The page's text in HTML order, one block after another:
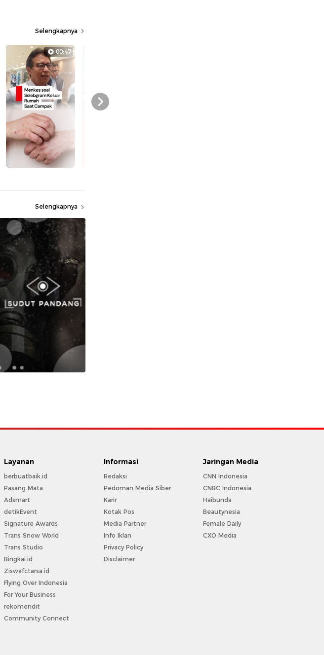
Selengkapnya
00:47
Next
Selengkapnya
Layanan
berbuatbaik.id
Pasang Mata
Adsmart
detikEvent
Signature Awards
Trans Snow World
Trans Studio
Bingkai.id
Ziswafctarsa.id
Flying Over Indonesia
For Your Business
rekomendit
Community Connect
Informasi
Redaksi
Pedoman Media Siber
Karir
Kotak Pos
Media Partner
Info Iklan
Privacy Policy
Disclaimer
Jaringan Media
CNN Indonesia
CNBC Indonesia
Haibunda
Beautynesia
Female Daily
CXO Media